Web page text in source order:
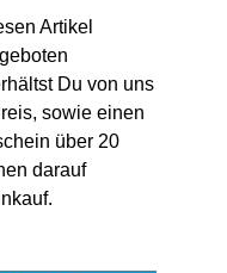
Artikel
Du von uns
sowie einen
über 20
darauf